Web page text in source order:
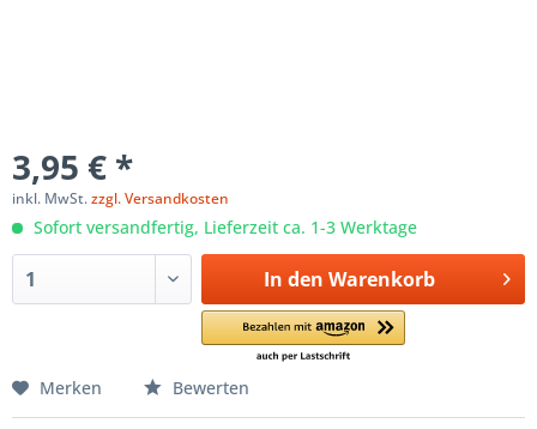
3,95 € *
inkl. MwSt.zzgl. Versandkosten
Sofort versandfertig, Lieferzeit ca. 1-3 Werktage
In den Warenkorb
Merken Bewerten